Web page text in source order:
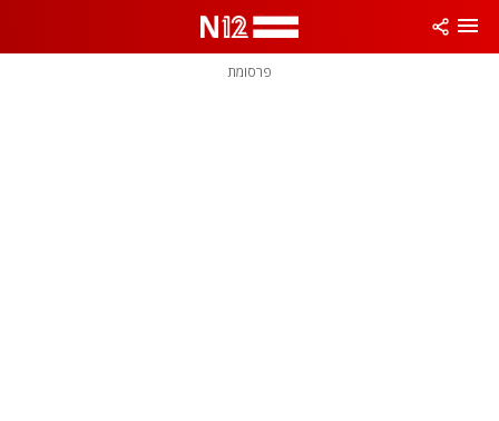
פרסומת